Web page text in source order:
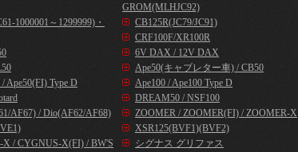
GROM(MLHJC92)
1000001～1299999)・
CB125R(JC79/JC91)
CRF100F/XR100R
6V DAX / 12V DAX
Ape50(キャブレター車) / CB50
Ape50(FI) Type D
Ape100 / Ape100 Type D
DREAM50 / NSF100
AF67) / Dio(AF62/AF68)
ZOOMER / ZOOMER(FI) / ZOOMER-X
XSR125(BVF1)(BVF2)
X / CYGNUS-X(FI) / BW'S
シグナス グリファス